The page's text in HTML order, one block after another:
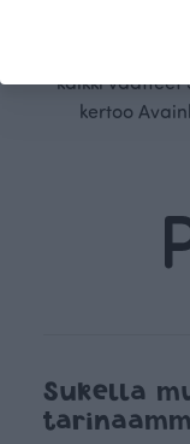
kaikki vaatteet
kertoo
Sukella